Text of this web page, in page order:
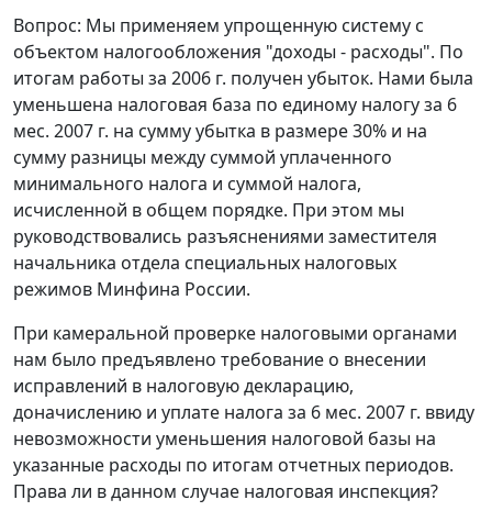
Вопрос: Мы применяем упрощенную систему с
объектом налогообложения "доходы - расходы". По
итогам работы за 2006 г. получен убыток. Нами была
уменьшена налоговая база по единому налогу за 6
мес. 2007 г. на сумму убытка в размере 30% и на
сумму разницы между суммой уплаченного
минимального налога и суммой налога,
исчисленной в общем порядке. При этом мы
руководствовались разъяснениями заместителя
начальника отдела специальных налоговых
режимов Минфина России.
При камеральной проверке налоговыми органами
нам было предъявлено требование о внесении
исправлений в налоговую декларацию,
доначислению и уплате налога за 6 мес. 2007 г. ввиду
невозможности уменьшения налоговой базы на
указанные расходы по итогам отчетных периодов.
Права ли в данном случае налоговая инспекция?